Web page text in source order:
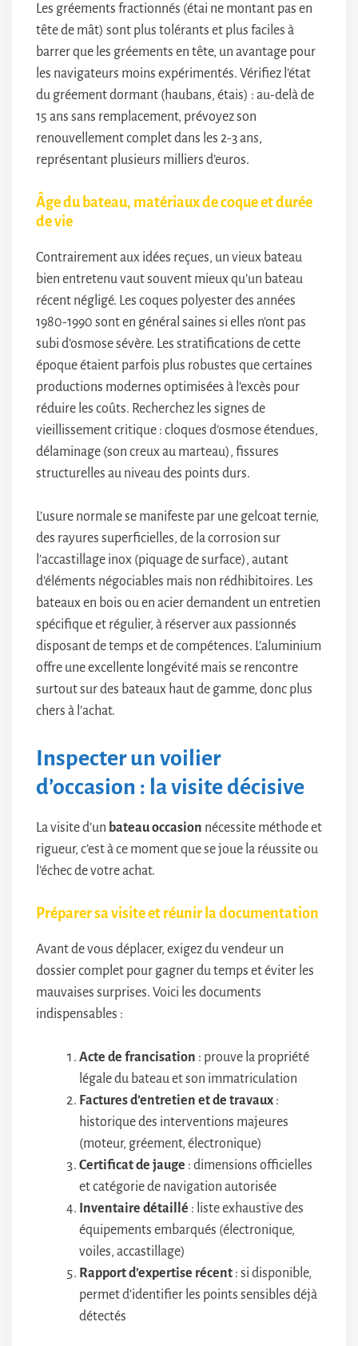
Les gréements fractionnés (étai ne montant pas en
tête de mât) sont plus tolérants et plus faciles à
barrer que les gréements en tête, un avantage pour
les navigateurs moins expérimentés. Vérifiez l’état
du gréement dormant (haubans, étais) : au-delà de
15 ans sans remplacement, prévoyez son
renouvellement complet dans les 2-3 ans,
représentant plusieurs milliers d’euros.
Âge du bateau, matériaux de coque et durée
de vie
Contrairement aux idées reçues, un vieux bateau
bien entretenu vaut souvent mieux qu’un bateau
récent négligé. Les coques polyester des années
1980-1990 sont en général saines si elles n’ont pas
subi d’osmose sévère. Les stratifications de cette
époque étaient parfois plus robustes que certaines
productions modernes optimisées à l’excès pour
réduire les coûts. Recherchez les signes de
vieillissement critique : cloques d’osmose étendues,
délaminage (son creux au marteau), fissures
structurelles au niveau des points durs.
L’usure normale se manifeste par une gelcoat ternie,
des rayures superficielles, de la corrosion sur
l’accastillage inox (piquage de surface), autant
d’éléments négociables mais non rédhibitoires. Les
bateaux en bois ou en acier demandent un entretien
spécifique et régulier, à réserver aux passionnés
disposant de temps et de compétences. L’aluminium
offre une excellente longévité mais se rencontre
surtout sur des bateaux haut de gamme, donc plus
chers à l’achat.
Inspecter un voilier
d’occasion : la visite décisive
La visite d’un bateau occasion nécessite méthode et
rigueur, c’est à ce moment que se joue la réussite ou
l’échec de votre achat.
Préparer sa visite et réunir la documentation
Avant de vous déplacer, exigez du vendeur un
dossier complet pour gagner du temps et éviter les
mauvaises surprises. Voici les documents
indispensables :
Acte de francisation : prouve la propriété
légale du bateau et son immatriculation
Factures d’entretien et de travaux :
historique des interventions majeures
(moteur, gréement, électronique)
Certificat de jauge : dimensions officielles
et catégorie de navigation autorisée
Inventaire détaillé : liste exhaustive des
équipements embarqués (électronique,
voiles, accastillage)
Rapport d’expertise récent : si disponible,
permet d’identifier les points sensibles déjà
détectés